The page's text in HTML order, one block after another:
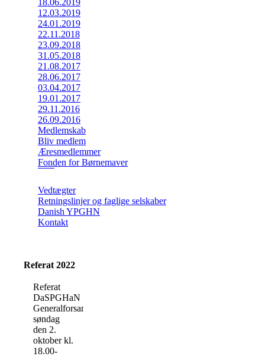
12.03.2019
24.01.2019
22.11.2018
23.09.2018
31.05.2018
21.08.2017
28.06.2017
03.04.2017
19.01.2017
29.11.2016
26.09.2016
Medlemskab
Bliv medlem
Æresmedlemmer
Fonden for Børnemaver
Vedtægter
Retningslinjer og faglige selskaber
Danish YPGHN
Kontakt
Referat 2022
Referat
DaSPGHaN
Generalforsamling,
søndag
den 2.
oktober kl.
18.00-